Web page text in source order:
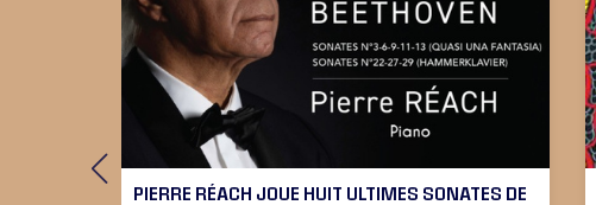
PIERRE RÉACH JOUE HUIT ULTIMES SONATES DE